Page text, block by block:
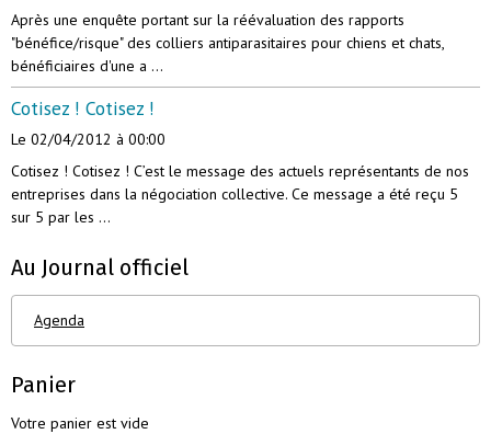
Après une enquête portant sur la réévaluation des rapports
"bénéfice/risque" des colliers antiparasitaires pour chiens et chats,
bénéficiaires d'une a ...
Cotisez ! Cotisez !
Le 02/04/2012 à 00:00
Cotisez ! Cotisez ! C’est le message des actuels représentants de nos
entreprises dans la négociation collective. Ce message a été reçu 5
sur 5 par les ...
Au Journal officiel
Agenda
Panier
Votre panier est vide